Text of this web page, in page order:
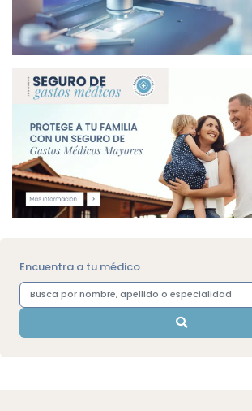
Encuentra a tu médico